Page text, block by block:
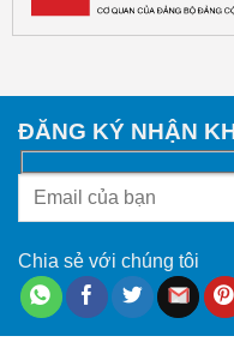
ĐĂNG KÝ NHẬN
Chia sẻ với chúng tôi